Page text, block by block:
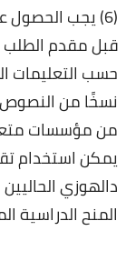
(6) يجب
قبل مقدم الطلب
نسخًا من
يمكن استخدام
دالهوزي
المنح الدراسية